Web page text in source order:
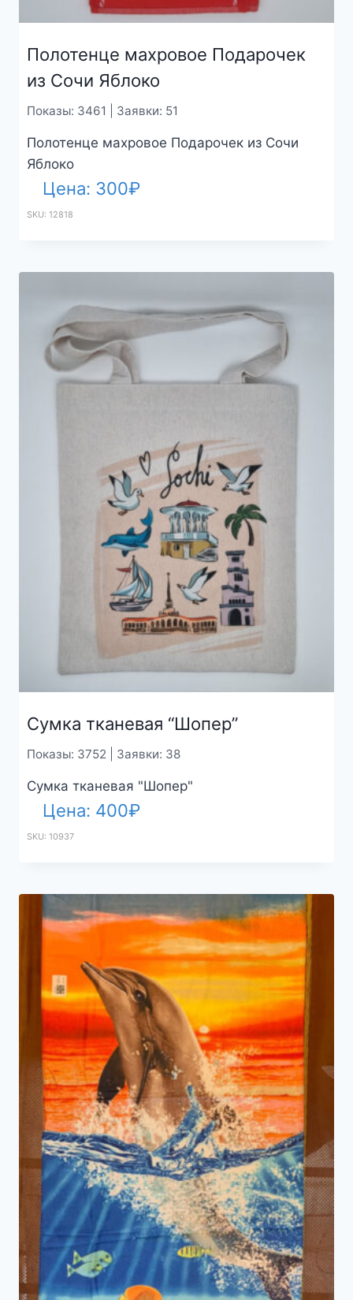
Полотенце махровое Подарочек
из Сочи Яблоко
Показы: 3461 | Заявки: 51
Полотенце махровое Подарочек из Сочи
Яблоко
Цена: 300₽
SKU: 12818
Сумка тканевая “Шопер”
Показы: 3752 | Заявки: 38
Сумка тканевая "Шопер"
Цена: 400₽
SKU: 10937